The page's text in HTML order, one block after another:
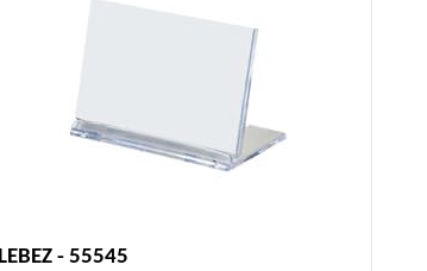
LEBEZ - 55545